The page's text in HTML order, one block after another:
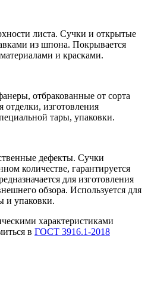
листа. Сучки и открытые
из шпона. Покрывается
и красками.
отбракованные от сорта
отделки, изготовления
тары, упаковки.
дефекты. Сучки
количестве, гарантируется
для изготовления
обзора. Используется для
и упаковки.
характеристиками
в ГОСТ 3916.1-2018